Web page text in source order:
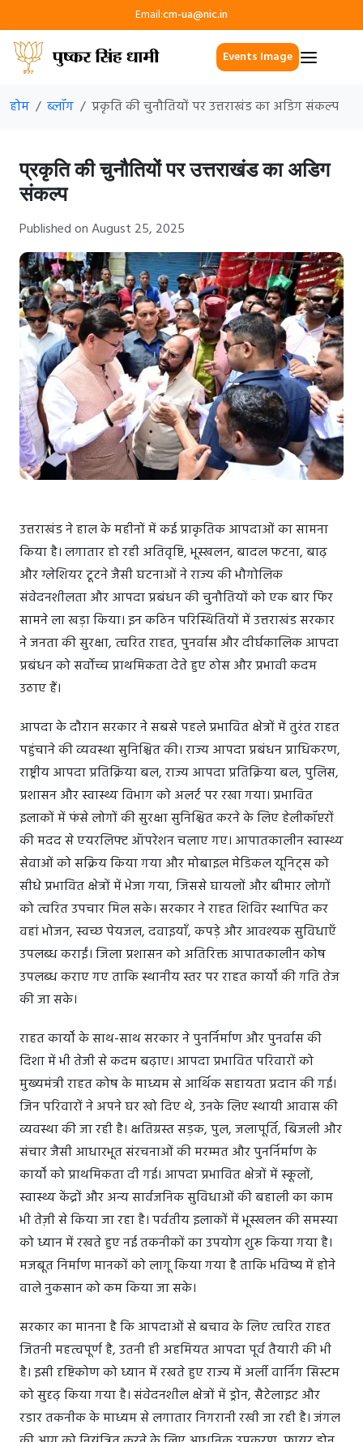
Email:cm-ua@nic.in
Events Image
होम ब्लॉग प्रकृति की चुनौतियों पर उत्तराखंड का अडिग संकल्प
प्रकृति की चुनौतियों पर उत्तराखंड का अडिग
संकल्प
Published on August 25, 2025
उत्तराखंड ने हाल के महीनों में कई प्राकृतिक आपदाओं का सामना
किया है। लगातार हो रही अतिवृष्टि, भूस्खलन, बादल फटना, बाढ़
और ग्लेशियर टूटने जैसी घटनाओं ने राज्य की भौगोलिक
संवेदनशीलता और आपदा प्रबंधन की चुनौतियों को एक बार फिर
सामने ला खड़ा किया। इन कठिन परिस्थितियों में उत्तराखंड सरकार
ने जनता की सुरक्षा, त्वरित राहत, पुनर्वास और दीर्घकालिक आपदा
प्रबंधन को सर्वोच्च प्राथमिकता देते हुए ठोस और प्रभावी कदम
उठाए हैं।
आपदा के दौरान सरकार ने सबसे पहले प्रभावित क्षेत्रों में तुरंत राहत
पहुंचाने की व्यवस्था सुनिश्चित की। राज्य आपदा प्रबंधन प्राधिकरण,
राष्ट्रीय आपदा प्रतिक्रिया बल, राज्य आपदा प्रतिक्रिया बल, पुलिस,
प्रशासन और स्वास्थ्य विभाग को अलर्ट पर रखा गया। प्रभावित
इलाकों में फंसे लोगों की सुरक्षा सुनिश्चित करने के लिए हेलीकॉप्टरों
की मदद से एयरलिफ्ट ऑपरेशन चलाए गए। आपातकालीन स्वास्थ्य
सेवाओं को सक्रिय किया गया और मोबाइल मेडिकल यूनिट्स को
सीधे प्रभावित क्षेत्रों में भेजा गया, जिससे घायलों और बीमार लोगों
को त्वरित उपचार मिल सके। सरकार ने राहत शिविर स्थापित कर
वहां भोजन, स्वच्छ पेयजल, दवाइयाँ, कपड़े और आवश्यक सुविधाएँ
उपलब्ध कराईं। जिला प्रशासन को अतिरिक्त आपातकालीन कोष
उपलब्ध कराए गए ताकि स्थानीय स्तर पर राहत कार्यों की गति तेज
की जा सके।
राहत कार्यों के साथ-साथ सरकार ने पुनर्निर्माण और पुनर्वास की
दिशा में भी तेजी से कदम बढ़ाए। आपदा प्रभावित परिवारों को
मुख्यमंत्री राहत कोष के माध्यम से आर्थिक सहायता प्रदान की गई।
जिन परिवारों ने अपने घर खो दिए थे, उनके लिए स्थायी आवास की
व्यवस्था की जा रही है। क्षतिग्रस्त सड़क, पुल, जलापूर्ति, बिजली और
संचार जैसी आधारभूत संरचनाओं की मरम्मत और पुनर्निर्माण के
कार्यों को प्राथमिकता दी गई। आपदा प्रभावित क्षेत्रों में स्कूलों,
स्वास्थ्य केंद्रों और अन्य सार्वजनिक सुविधाओं की बहाली का काम
भी तेज़ी से किया जा रहा है। पर्वतीय इलाकों में भूस्खलन की समस्या
को ध्यान में रखते हुए नई तकनीकों का उपयोग शुरू किया गया है।
मजबूत निर्माण मानकों को लागू किया गया है ताकि भविष्य में होने
वाले नुकसान को कम किया जा सके।
सरकार का मानना है कि आपदाओं से बचाव के लिए त्वरित राहत
जितनी महत्वपूर्ण है, उतनी ही अहमियत आपदा पूर्व तैयारी की भी
है। इसी दृष्टिकोण को ध्यान में रखते हुए राज्य में अर्ली वार्निंग सिस्टम
को सुदृढ़ किया गया है। संवेदनशील क्षेत्रों में ड्रोन, सैटेलाइट और
रडार तकनीक के माध्यम से लगातार निगरानी रखी जा रही है। जंगल